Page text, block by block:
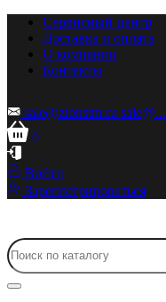
Сервисный центр
Доставка и оплата
О компании
Контакты
sale@zionstm.ru sale@...
0
Войти
Зарегистрироваться